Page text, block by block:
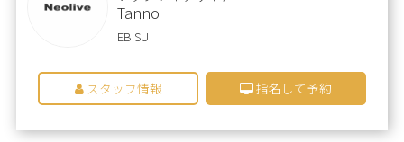
Tanno
EBISU
スタッフ情報 指名して予約